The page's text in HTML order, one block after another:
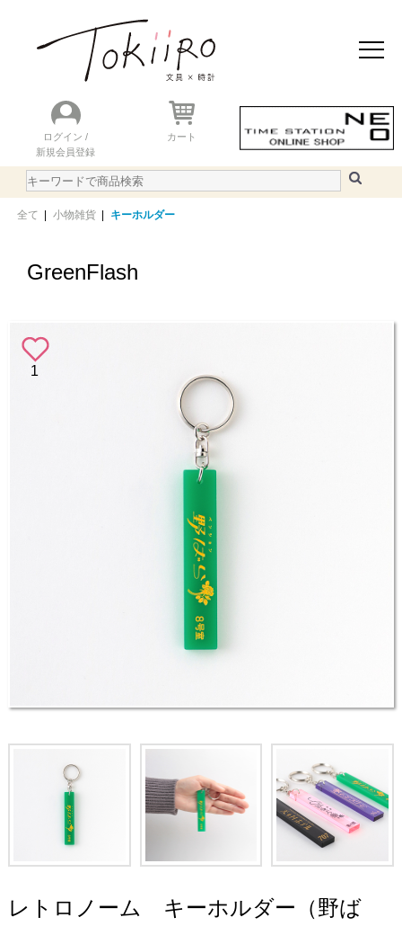
ログイン /
新規会員登録
カート
全て 小物雑貨 キーホルダー
GreenFlash
1
レトロノーム キーホルダー（野ば
おすすめアイテム
ニュース＆トピック
ランキング
WEBカタログ